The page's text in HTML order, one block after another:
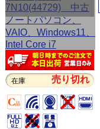
在庫 売り切れ